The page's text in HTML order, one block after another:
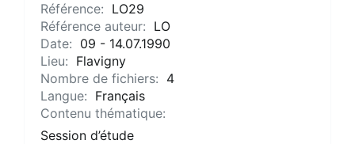
Référence: LO29
Référence auteur: LO
Date: 09 - 14.07.1990
Lieu: Flavigny
Nombre de fichiers: 4
Langue: Français
Contenu thématique:
Session d’étude